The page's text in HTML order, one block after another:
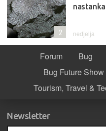
nedjelja
2
Forum Bug
Bug Future Show
Tourism, Travel &
Newsletter